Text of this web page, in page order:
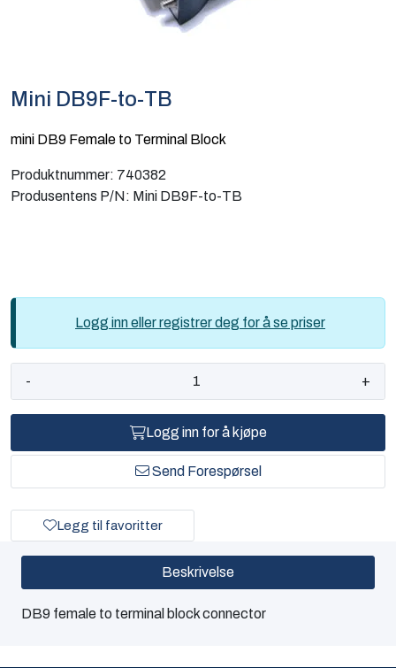
Mini DB9F-to-TB
mini DB9 Female to Terminal Block
Produktnummer: 740382
Produsentens P/N: Mini DB9F-to-TB
Logg inn eller registrer deg for å se priser
- +
Logg inn for å kjøpe
Send Forespørsel
Legg til favoritter
Beskrivelse
DB9 female to terminal block connector
Sikkerhet og overvåkning
Software og analyse